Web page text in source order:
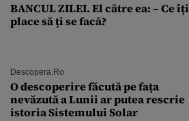
BANCUL ZILEI. El către ea: – Ce îți
place să ți se facă?
Descopera.ro
O descoperire făcută pe fața
nevăzută a Lunii ar putea rescrie
istoria Sistemului Solar